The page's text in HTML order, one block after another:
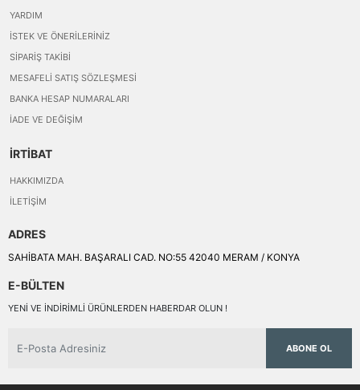
YARDIM
İSTEK VE ÖNERILERINIZ
SIPARIŞ TAKIBI
MESAFELI SATIŞ SÖZLEŞMESI
BANKA HESAP NUMARALARI
İADE VE DEĞIŞIM
İRTİBAT
HAKKIMIZDA
İLETIŞIM
ADRES
SAHİBATA MAH. BAŞARALI CAD. NO:55 42040 MERAM / KONYA
E-BÜLTEN
YENI VE INDIRIMLI ÜRÜNLERDEN HABERDAR OLUN !
ABONE OL